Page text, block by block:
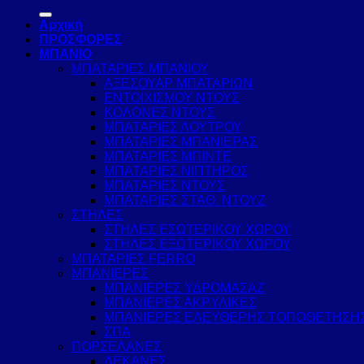
Αρχική
ΠΡΟΣΦΟΡΕΣ
ΜΠΑΝΙΟ
ΜΠΑΤΑΡΙΕΣ ΜΠΑΝΙΟΥ
ΑΞΕΣΟΥΑΡ ΜΠΑΤΑΡΙΩΝ
ΕΝΤΟΙΧΙΣΜΟΥ ΝΤΟΥΣ
ΚΟΛΟΝΕΣ ΝΤΟΥΣ
ΜΠΑΤΑΡΙΕΣ ΛΟΥΤΡΟΥ
ΜΠΑΤΑΡΙΕΣ ΜΠΑΝΙΕΡΑΣ
ΜΠΑΤΑΡΙΕΣ ΜΠΙΝΤΕ
ΜΠΑΤΑΡΙΕΣ ΝΙΠΤΗΡΟΣ
ΜΠΑΤΑΡΙΕΣ ΝΤΟΥΣ
ΜΠΑΤΑΡΙΕΣ ΣΤΑΘ. ΝΤΟΥΖ
ΣΤΗΛΕΣ
ΣΤΗΛΕΣ ΕΣΩΤΕΡΙΚΟΥ ΧΩΡΟΥ
ΣΤΗΛΕΣ ΕΞΩΤΕΡΙΚΟΥ ΧΩΡΟΥ
ΜΠΑΤΑΡΙΕΣ FERRO
ΜΠΑΝΙΕΡΕΣ
ΜΠΑΝΙΕΡΕΣ ΥΔΡΟΜΑΣΑΖ
ΜΠΑΝΙΕΡΕΣ ΑΚΡΥΛΙΚΕΣ
ΜΠΑΝΙΕΡΕΣ ΕΛΕΥΘΕΡΗΣ
ΣΠΑ
ΠΟΡΣΕΛΑΝΕΣ